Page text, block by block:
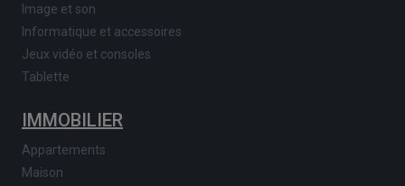
Image et son
Informatique et accessoires
Jeux vidéo et consoles
Tablette
IMMOBILIER
Appartements
Maison